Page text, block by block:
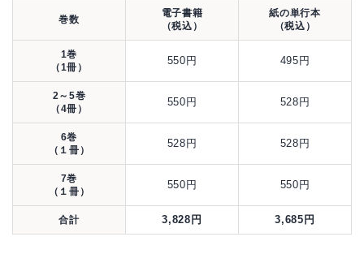
巻数
電子書籍
（税込）
紙の単行本
（税込）
1巻
（1冊）
550円 495円
2～5巻
（4冊）
550円 528円
6巻
（１冊）
528円 528円
7巻
（１冊）
550円 550円
合計 3,828円 3,685円